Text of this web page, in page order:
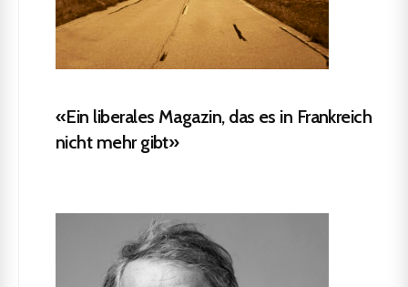
«Ein liberales Magazin, das es in Frankreich
nicht mehr gibt»